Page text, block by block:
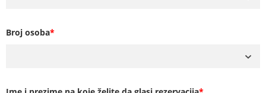
Broj osoba*